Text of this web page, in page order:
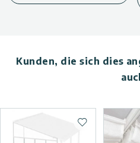
Kunden, die sich dies
Zur